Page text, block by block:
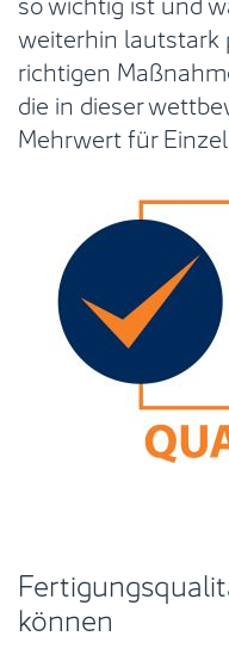
weiterhin lautstark
richtigen
die in dieser
Mehrwert für
können